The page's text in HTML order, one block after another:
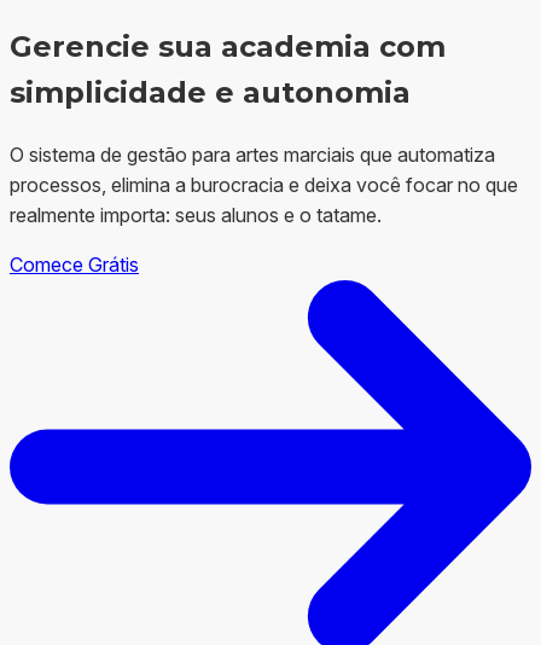
Gerencie sua academia com
simplicidade e autonomia
O sistema de gestão para artes marciais que automatiza
processos, elimina a burocracia e deixa você focar no que
realmente importa: seus alunos e o tatame.
Comece Grátis